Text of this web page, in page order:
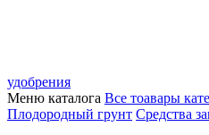
удобрения
Меню каталога Все тоавары
Плодородный грунт Средства